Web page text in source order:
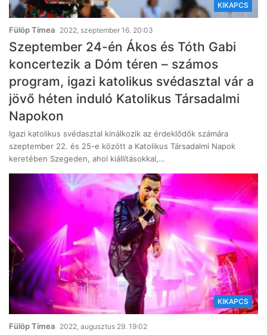
KIKAPCS
Fülöp Tímea 2022, szeptember 16. 20:03
Szeptember 24-én Ákos és Tóth Gabi
koncertezik a Dóm téren – számos
program, igazi katolikus svédasztal vár a
jövő héten induló Katolikus Társadalmi
Napokon
Igazi katolikus svédasztal kínálkozik az érdeklődők számára
szeptember 22. és 25-e között a Katolikus Társadalmi Napok
keretében Szegeden, ahol kiállításokkal,…
KIKAPCS
Fülöp Tímea 2022, augusztus 29. 19:02